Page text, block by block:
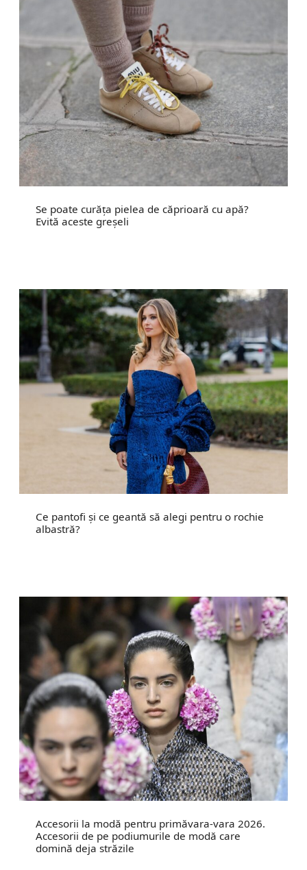
Se poate curăța pielea de căprioară cu apă?
Evită aceste greșeli
Ce pantofi și ce geantă să alegi pentru o rochie
albastră?
Accesorii la modă pentru primăvara-vara 2026.
Accesorii de pe podiumurile de modă care
domină deja străzile